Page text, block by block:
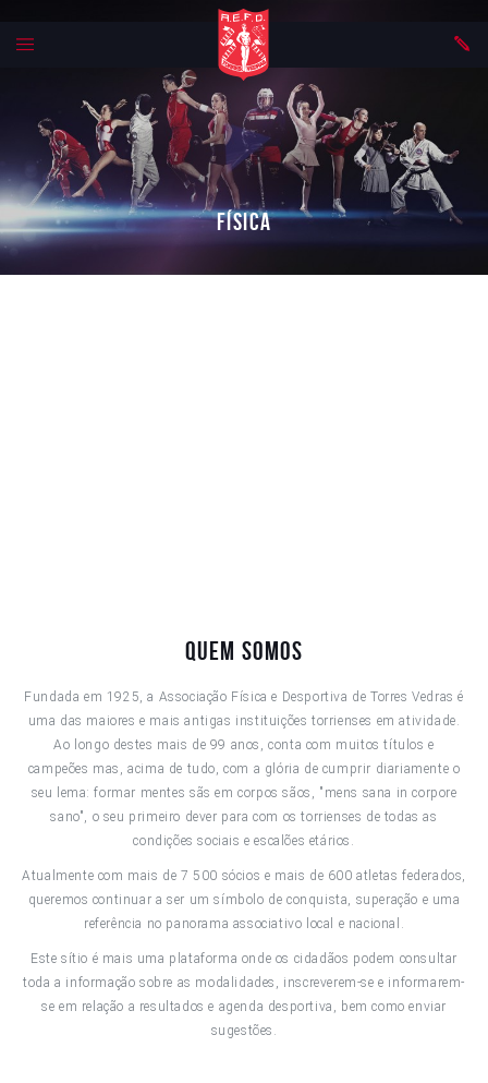
Física
Quem Somos
Fundada em 1925, a Associação Física e Desportiva de Torres Vedras é
uma das maiores e mais antigas instituições torrienses em atividade.
Ao longo destes mais de 99 anos, conta com muitos títulos e
campeões mas, acima de tudo, com a glória de cumprir diariamente o
seu lema: formar mentes sãs em corpos sãos, "mens sana in corpore
sano", o seu primeiro dever para com os torrienses de todas as
condições sociais e escalões etários.
Atualmente com mais de 7 500 sócios e mais de 600 atletas federados,
queremos continuar a ser um símbolo de conquista, superação e uma
referência no panorama associativo local e nacional.
Este sítio é mais uma plataforma onde os cidadãos podem consultar
toda a informação sobre as modalidades, inscreverem-se e informarem-
se em relação a resultados e agenda desportiva, bem como enviar
sugestões.